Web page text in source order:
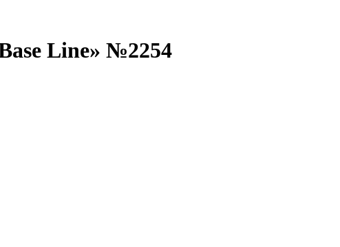
Line» №2254